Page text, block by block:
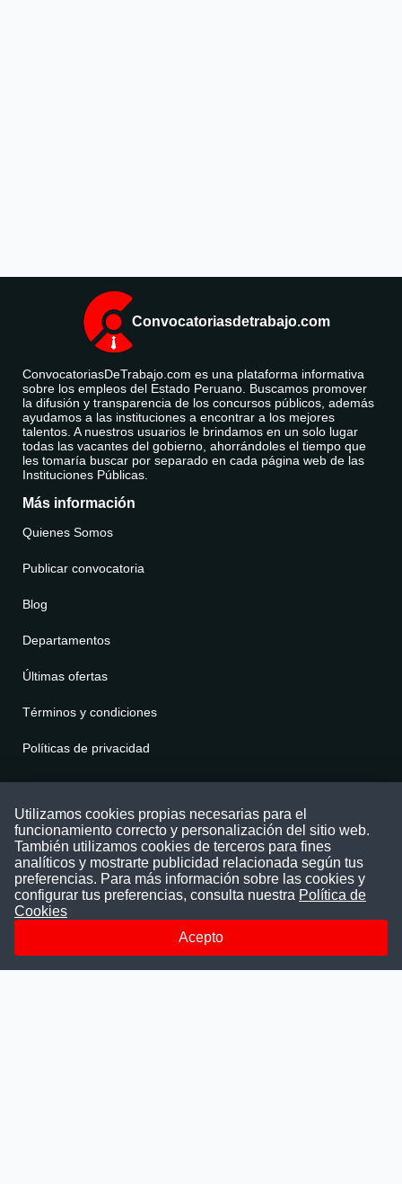
Convocatoriasdetrabajo.com
ConvocatoriasDeTrabajo.com es una plataforma informativa
sobre los empleos del Estado Peruano. Buscamos promover
la difusión y transparencia de los concursos públicos, además
ayudamos a las instituciones a encontrar a los mejores
talentos. A nuestros usuarios le brindamos en un solo lugar
todas las vacantes del gobierno, ahorrándoles el tiempo que
les tomaría buscar por separado en cada página web de las
Instituciones Públicas.
Más información
Quienes Somos
Publicar convocatoria
Blog
Departamentos
Últimas ofertas
Términos y condiciones
Políticas de privacidad
Puede comunicarse con nosotros a través
nuestras redes sociales o del correo:
contacto@convocatoriasdetrabajo.com
Siguenos en:
Utilizamos cookies propias necesarias para el
funcionamiento correcto y personalización del sitio web.
También utilizamos cookies de terceros para fines
analíticos y mostrarte publicidad relacionada según tus
preferencias. Para más información sobre las cookies y
configurar tus preferencias, consulta nuestra Política de
Cookies
Acepto